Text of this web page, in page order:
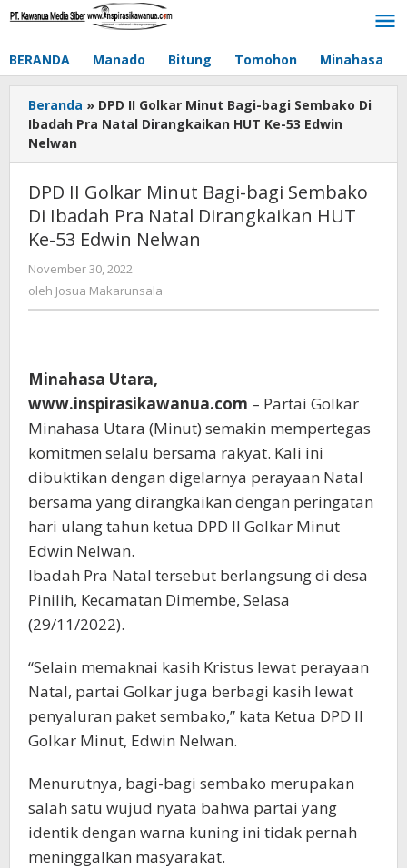
Lewati
BERANDA Manado Bitung Tomohon Minahasa
Beranda » DPD II Golkar Minut Bagi-bagi Sembako Di
Ibadah Pra Natal Dirangkaikan HUT Ke-53 Edwin
Nelwan
DPD II Golkar Minut Bagi-bagi Sembako
Di Ibadah Pra Natal Dirangkaikan HUT
Ke-53 Edwin Nelwan
November 30, 2022
Josua
oleh Josua Makarunsala
Minahasa Utara,
www.inspirasikawanua.com – Partai Golkar
Minahasa Utara (Minut) semakin mempertegas
komitmen selalu bersama rakyat. Kali ini
dibuktikan dengan digelarnya perayaan Natal
bersama yang dirangkaikan dengan peringatan
hari ulang tahun ketua DPD II Golkar Minut
Edwin Nelwan.
Ibadah Pra Natal tersebut berlangsung di desa
Pinilih, Kecamatan Dimembe, Selasa
(29/11/2022).
“Selain memaknai kasih Kristus lewat perayaan
Natal, partai Golkar juga berbagi kasih lewat
penyaluran paket sembako,” kata Ketua DPD II
Golkar Minut, Edwin Nelwan.
Menurutnya, bagi-bagi sembako merupakan
salah satu wujud nyata bahwa partai yang
identik dengan warna kuning ini tidak pernah
meninggalkan masyarakat.